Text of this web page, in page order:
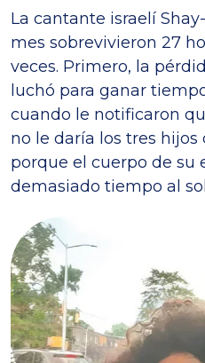
La cantante israelí
mes sobrevivieron 27
veces. Primero, la
luchó para ganar
cuando le notificaron
no le daría los tres
porque el cuerpo de su
demasiado tiempo al